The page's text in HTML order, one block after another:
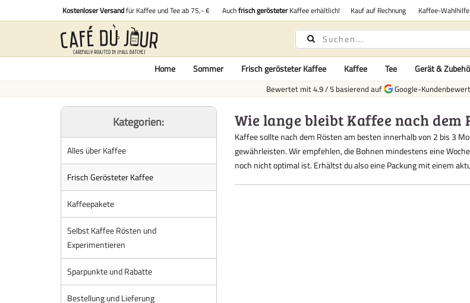
Kostenloser Versandfür Kaffee und Tee ab 75,- € Auchfrisch gerösteterKaffee erhältlich! Kauf auf Rechnung Kaffee-Wahlhilfe
Home Sommer Frisch gerösteter Kaffee Kaffee Tee Gerät &
Bewertet mit4.9/5 basierend auf Google-
Wie lange bleibt Kaffee nach dem
Kaffee sollte nach dem Rösten am besten innerhalb von 2 bis 3
gewährleisten. Wir empfehlen, die Bohnen mindestens eine
noch nicht optimal ist. Erhältst du also eine Packung mit einem
Kategorien:
Alles über Kaffee
Frisch Gerösteter Kaffee
Kaffeepakete
Selbst Kaffee Rösten und
Experimentieren
Sparpunkte und Rabatte
Bestellung und Lieferung